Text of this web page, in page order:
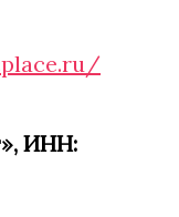
ИНН: